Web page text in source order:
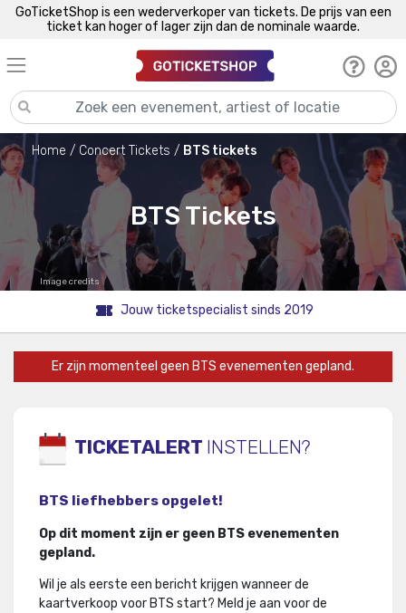
GoTicketShop is een wederverkoper van tickets. De prijs van een
ticket kan hoger of lager zijn dan de nominale waarde.
Home Concert Tickets BTS tickets
BTS Tickets
Image credits
Jouw ticketspecialist sinds 2019
Er zijn momenteel geen BTS evenementen gepland.
TICKETALERT INSTELLEN?
BTS liefhebbers opgelet!
Op dit moment zijn er geen BTS evenementen
gepland.
Wil je als eerste een bericht krijgen wanneer de
kaartverkoop voor BTS start? Meld je aan voor de